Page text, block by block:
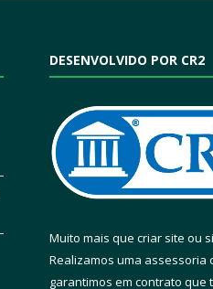
DESENVOLVIDO POR CR2
Muito mais que criar site ou
Realizamos uma assessoria
garantimos em contrato que